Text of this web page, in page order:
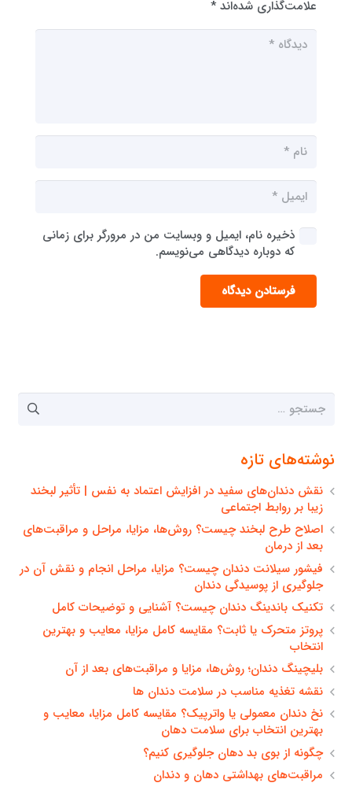
علامت‌گذاری شده‌اند *
ذخیره نام، ایمیل و وبسایت من در مرورگر برای زمانی
که دوباره دیدگاهی می‌نویسم.
فرستادن دیدگاه
جستجو
نوشته‌های تازه
نقش دندان‌های سفید در افزایش اعتماد به نفس | تأثیر لبخند
زیبا بر روابط اجتماعی
اصلاح طرح لبخند چیست؟ روش‌ها، مزایا، مراحل و مراقبت‌های
بعد از درمان
فیشور سیلانت دندان چیست؟ مزایا، مراحل انجام و نقش آن در
جلوگیری از پوسیدگی دندان
تکنیک باندینگ دندان چیست؟ آشنایی و توضیحات کامل
پروتز متحرک یا ثابت؟ مقایسه کامل مزایا، معایب و بهترین
انتخاب
بلیچینگ دندان؛ روش‌ها، مزایا و مراقبت‌های بعد از آن
نقشه تغذیه مناسب در سلامت دندان ها
نخ دندان معمولی یا واترپیک؟ مقایسه کامل مزایا، معایب و
بهترین انتخاب برای سلامت دهان
چگونه از بوی بد دهان جلوگیری کنیم؟
مراقبت‌های بهداشتی دهان و دندان